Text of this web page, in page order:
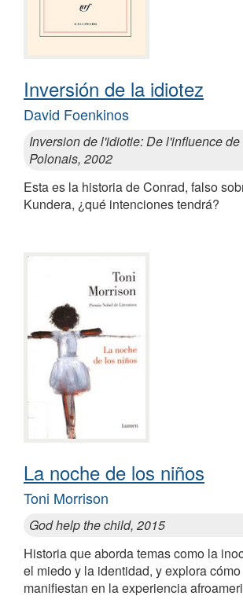
Inversión de la idiotez
David Foenkinos
Inversion de l'idiotie: De l'influence
Polonais, 2002
Esta es la historia de Conrad, falso
Kundera, ¿qué intenciones tendrá?
La noche de los niños
Toni Morrison
God help the child, 2015
Historia que aborda temas como la
el miedo y la identidad, y explora
manifiestan en la experiencia